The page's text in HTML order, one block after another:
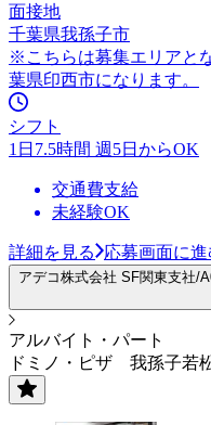
面接地
千葉県我孫子市
※こちらは募集エリアと
葉県印西市になります。
シフト
1日7.5時間 週5日からOK
交通費支給
未経験OK
詳細を見る 応募画面に進
アデコ株式会社 SF関東支社/
アルバイト・パート
ドミノ・ピザ 我孫子若